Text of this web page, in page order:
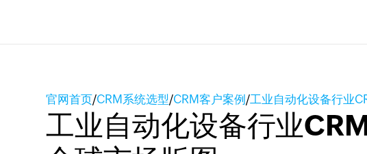
官网首页/CRM系统选型/CRM客户案例/工业自动化设备行业
工业自动化设备行业